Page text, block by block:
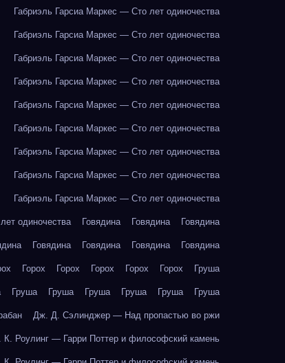
Габриэль Гарсиа Маркес — Сто лет одиночества
Габриэль Гарсиа Маркес — Сто лет одиночества
Габриэль Гарсиа Маркес — Сто лет одиночества
Габриэль Гарсиа Маркес — Сто лет одиночества
Габриэль Гарсиа Маркес — Сто лет одиночества
Габриэль Гарсиа Маркес — Сто лет одиночества
Габриэль Гарсиа Маркес — Сто лет одиночества
Габриэль Гарсиа Маркес — Сто лет одиночества
Габриэль Гарсиа Маркес — Сто лет одиночества
одиночества Говядина Говядина Говядина
Говядина Говядина Говядина Говядина
Горох Горох Горох Горох Горох Груша
Груша Груша Груша Груша Груша Груша
Дж. Д. Сэлинджер — Над пропастью во ржи
К. Роулинг — Гарри Поттер и философский камень